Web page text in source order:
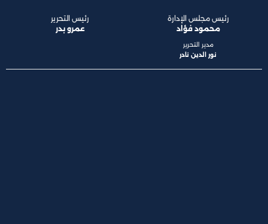
رئيس مجلس الإدارة
محمود فؤاد
مدير التحرير
نور الدين نادر
رئيس التحرير
عمرو بدر